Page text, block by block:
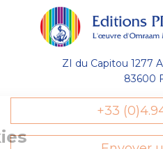
des Cookies
ZI du Capitou 1277
83600
+33